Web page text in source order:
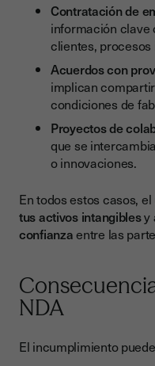
Contratación de
información clave
clientes,
Acuerdos con
implican
condiciones de
Proyectos de
que se
o innovaciones.
En todos estos casos,
tus activos intangiblesy
confianzaentre las
NDA
El incumplimiento